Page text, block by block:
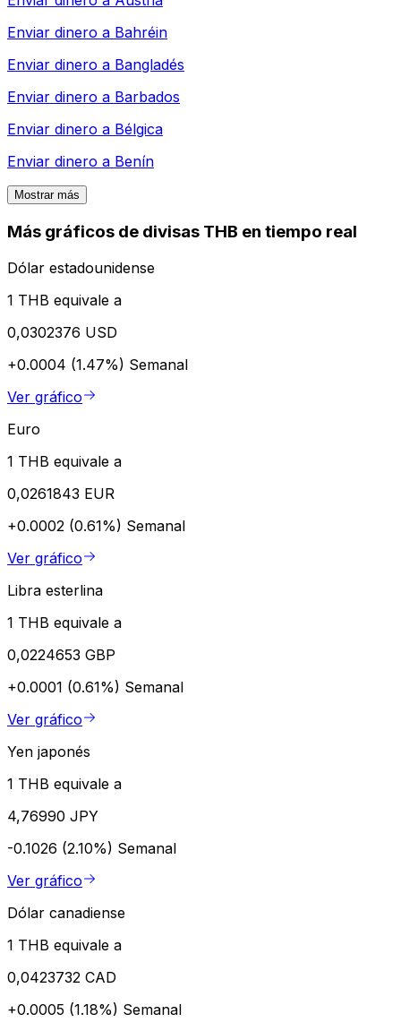
Enviar dinero a Bahréin
Enviar dinero a Bangladés
Enviar dinero a Barbados
Enviar dinero a Bélgica
Enviar dinero a Benín
Mostrar más
Más gráficos de divisas THB en tiempo real
Dólar estadounidense
1 THB equivale a
0,0302376 USD
+0.0004 (1.47%) Semanal
Ver gráfico
Euro
1 THB equivale a
0,0261843 EUR
+0.0002 (0.61%) Semanal
Ver gráfico
Libra esterlina
1 THB equivale a
0,0224653 GBP
+0.0001 (0.61%) Semanal
Ver gráfico
Yen japonés
1 THB equivale a
4,76990 JPY
-0.1026 (2.10%) Semanal
Ver gráfico
Dólar canadiense
1 THB equivale a
0,0423732 CAD
+0.0005 (1.18%) Semanal